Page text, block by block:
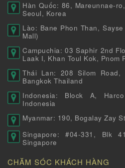
Hàn Quốc: 86, Mareunnae-
Seoul, Korea
Lào: Bane Phon Than,
Mall)
Campuchia: 03 Saphir 2nd
Laak I, Khan Toul Kok, Pnom
Thái Lan: 208 Silom Road,
Bangkok Thailand
Indonesia: Block A,
Indonesia
Myanmar: 190, Bogalay Zay
Singapore: #04-331, Blk
Singapore
CHĂM SÓC KHÁCH HÀNG